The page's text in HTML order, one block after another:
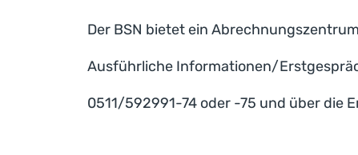
Der BSN bietet ein
Ausführliche Informationen/
0511/592991-74 oder -75 und über die